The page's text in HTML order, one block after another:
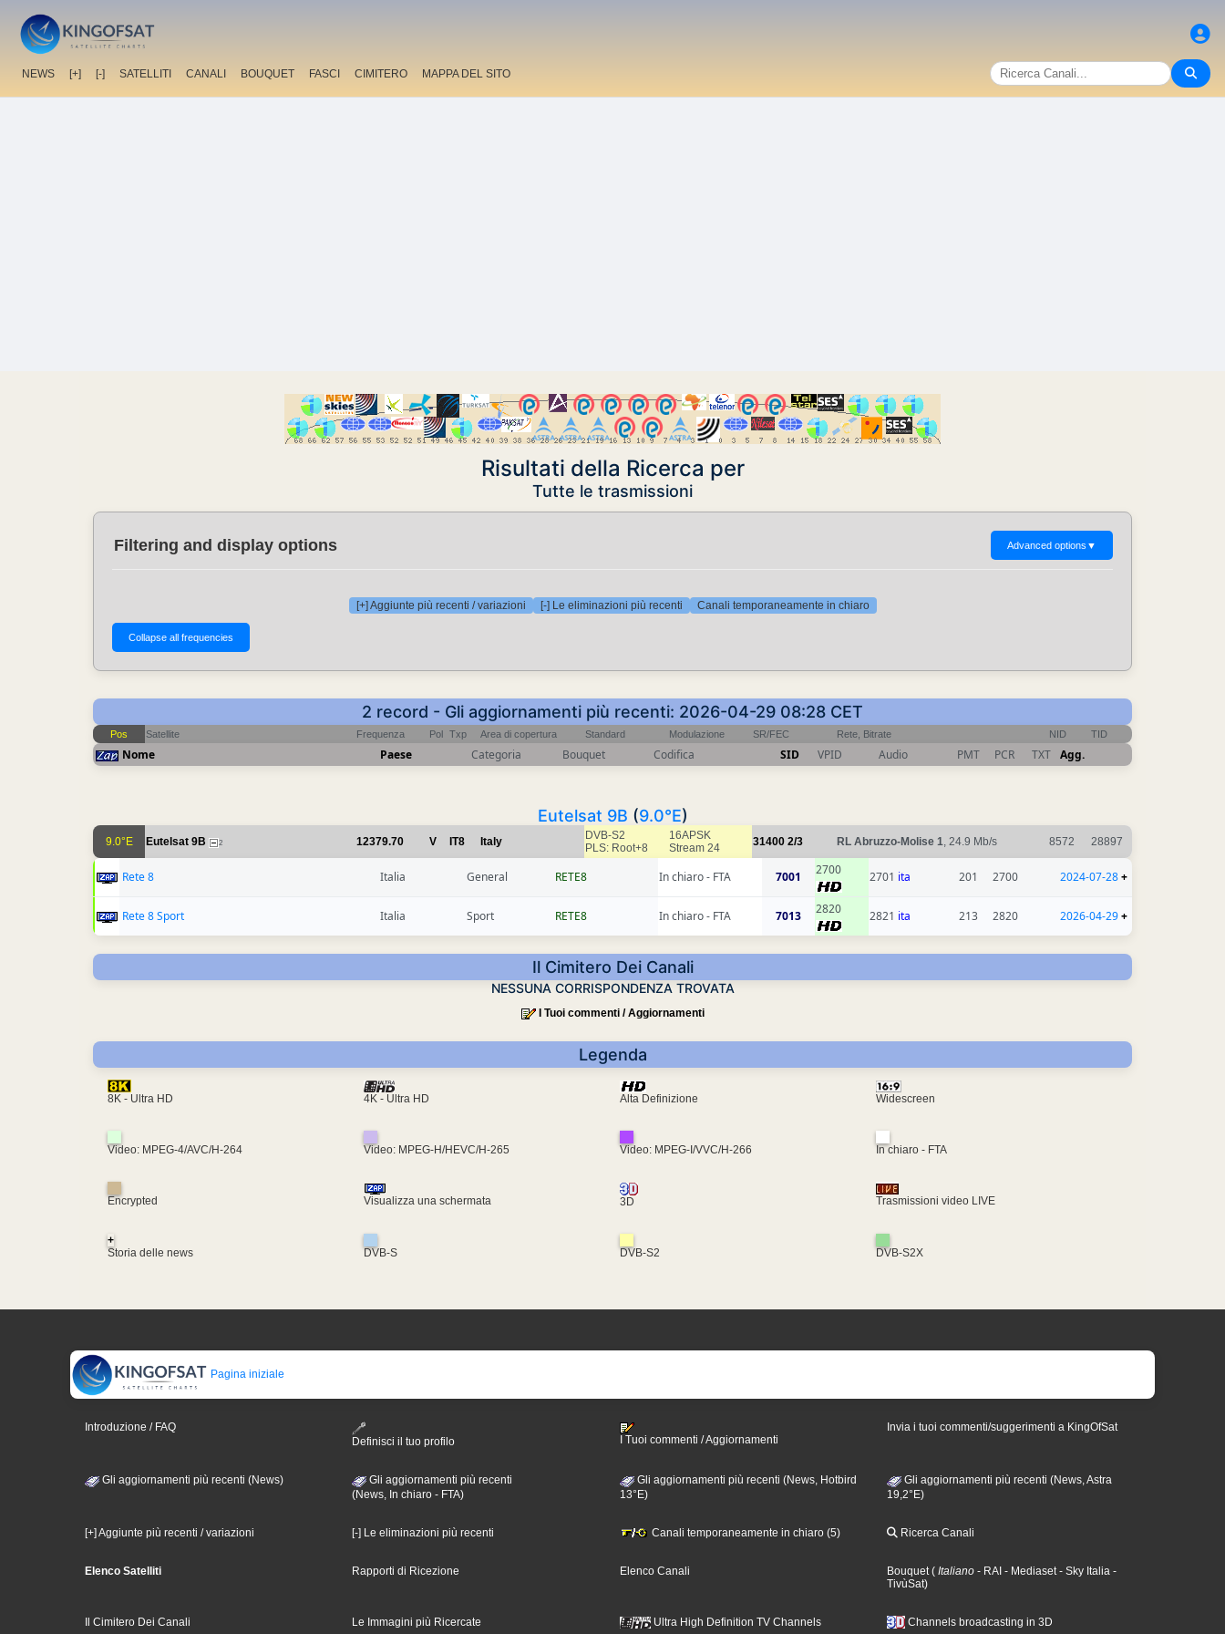
NEWS [+] [-] SATELLITI CANALI BOUQUET FASCI CIMITERO MAPPA DEL SITO
Risultati della Ricerca per
Tutte le trasmissioni
Filtering and display options Advanced options ▼
[+] Aggiunte più recenti / variazioni [-] Le eliminazioni più recenti Canali temporaneamente in chiaro
2 record - Gli aggiornamenti più recenti: 2026-04-29 08:28 CET
Pos Satellite Frequenza Pol Txp Area di copertura Standard Modulazione SR/FEC Rete, Bitrate NID TID
Nome Paese Categoria Bouquet Codifica SID VPID Audio PMT PCR TXT Agg.
Eutelsat 9B (9.0°E)
9.0°E Eutelsat 9B 2 12379.70 V IT8 Italy
DVB-S2
PLS: Root+8
16APSK
Stream 24
31400 2/3 RL Abruzzo-Molise 1, 24.9 Mb/s 8572 28897
Rete 8 Italia General RETE8 In chiaro - FTA 7001 2700 2701 ita 201 2700 2024-07-28+
Rete 8 Sport Italia Sport RETE8 In chiaro - FTA 7013 2820 2821 ita 213 2820 2026-04-29+
Il Cimitero Dei Canali
NESSUNA CORRISPONDENZA TROVATA
I Tuoi commenti / Aggiornamenti
Legenda
8K - Ultra HD 4K - Ultra HD Alta Definizione Widescreen
Video: MPEG-4/AVC/H-264 Video: MPEG-H/HEVC/H-265 Video: MPEG-I/VVC/H-266 In chiaro - FTA
Encrypted Visualizza una schermata 3D Trasmissioni video LIVE
+
Storia delle news
DVB-S DVB-S2 DVB-S2X
Pagina iniziale
Introduzione / FAQ
Definisci il tuo profilo
I Tuoi commenti / Aggiornamenti
Invia i tuoi commenti/suggerimenti a KingOfSat
Gli aggiornamenti più recenti (News)
Gli aggiornamenti più recenti
(News, In chiaro - FTA)
Gli aggiornamenti più recenti (News, Hotbird
13°E)
Gli aggiornamenti più recenti (News, Astra
19,2°E)
[+] Aggiunte più recenti / variazioni [-] Le eliminazioni più recenti Canali temporaneamente in chiaro (5) Ricerca Canali
Elenco Satelliti Rapporti di Ricezione Elenco Canali Bouquet ( Italiano - RAI - Mediaset - Sky Italia -
TivùSat)
Il Cimitero Dei Canali Le Immagini più Ricercate Ultra High Definition TV Channels Channels broadcasting in 3D